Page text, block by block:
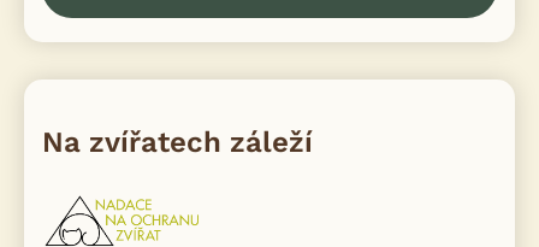
Na zvířatech záleží